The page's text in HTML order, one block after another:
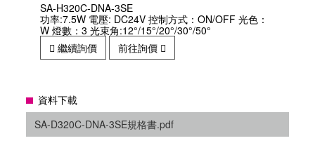
SA-H320C-DNA-3SE
功率:7.5W 電壓: DC24V 控制方式：ON/OFF 光色：
W 燈數：3 光束角:12°/15°/20°/30°/50°
繼續詢價
前往詢價
資料下載
SA-D320C-DNA-3SE規格書.pdf